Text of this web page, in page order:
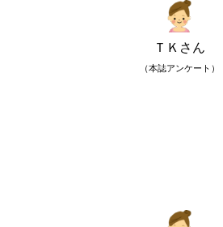
ＴＫさん
（本誌アンケート）